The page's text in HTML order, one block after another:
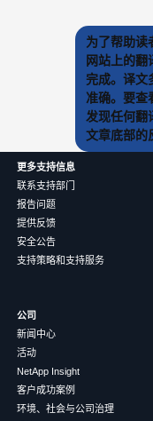
为了帮助读
网站上的翻
完成。译文
准确。要查
发现任何翻
文章底部的
更多支持信息
联系支持部门
报告问题
提供反馈
安全公告
支持策略和支持服务
公司
新闻中心
活动
NetApp Insight
客户成功案例
环境、社会与公司治理